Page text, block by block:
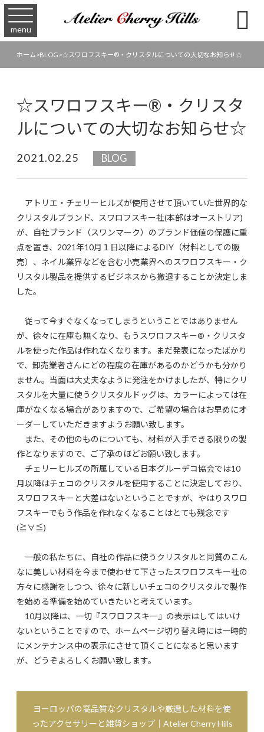
menu 
ホーム >BLOG >☆スワロフスキー®︎・クリスタルについての大切なお知らせ☆
☆スワロフスキー®︎・クリスタ
ルについての大切なお知らせ☆
2021.02.25 BLOG
アトリエ・チェリーヒルズが使用させて頂いていた世界的な
クリスタルブランド、スワロフスキー社(本部はオーストリア)
が、自社ブランド（スワンマーク）のブランド価値の保護に重
点を置き、2021年10月１日以降によるDIY （材料としての販
売）、ネイル業界などを含む小売業界へのスワロフスキー・ク
リスタル製品を提供するビジネスから撤退することか決定しま
した。
従って今すぐなくなってしまうということではありません
が、徐々に在庫も無くなり、もうスワロフスキー®︎・クリスタ
ルを使った作品は作れなくなります。まだ発表になったばかり
で、卸売業者さんにどの程度の在庫があるのかどうかも分かり
ません。当面は大丈夫なように発注をかけましたが、特にクリ
スタルを大量に使うクリスタルドッグは、カラーによっては在
庫がなくなる場合がありますので、ご希望の場合はお早めにオ
ーダーしていただきますようお願い致します。
また、その他のものについても、材料が入手できる限りの製
作となりますので、ご了承のほどお願い致します。
チェリーヒルズの所属している日本グルーデコ協会では10
月以降はチェコのクリスタルを使用することに決定しており、
スワロフスキーと大差はないということですが、やはりスワロ
フスキーでもう作品を作れなくなることはとても残念です
(≧∀≦)
一般の私たちに、自社の作品に使うクリスタルと同質のこん
なに美しい材料を今まで使わせて下さったスワロフスキー社の
方々に感謝をしつつ、徐々に新しいチェコのクリスタルで製作
を始める準備を始めていきたいと考えています。
10月以降は、一切『スワロフスキー』の表示はしてはいけ
ないということですので、ホームページ切り替え時には一時的
にメンテナンス中の表示にさせて頂くことになると思います
が、どうぞよろしくお願い致します。
ヨーロッパの高品質なクリスタルや厳選した材料を使
ったアクセサリーと雑貨ショップ｜Atelier Cherry Hills